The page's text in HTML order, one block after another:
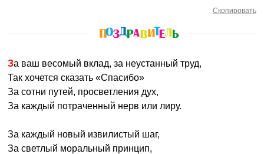
Скопировать
За ваш весомый вклад, за неустанный труд,
Так хочется сказать «Спасибо»
За сотни путей, просветления дух,
За каждый потраченный нерв или лиру.
За каждый новый извилистый шаг,
За светлый моральный принцип,